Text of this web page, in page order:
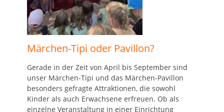
Märchen-Tipi oder Pavillon?
Gerade in der Zeit von April bis September sind
unser Märchen-Tipi und das Märchen-Pavillon
besonders gefragte Attraktionen, die sowohl
Kinder als auch Erwachsene erfreuen. Ob als
einzelne Veranstaltung in einer Einrichtung